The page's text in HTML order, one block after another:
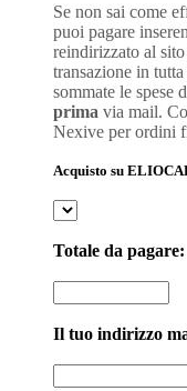
Se non sai come
puoi pagare
reindirizzato al
transazione in
sommate le spese
prima via mail.
Nexive per ordini
Acquisto su
Totale da pagare:
Il tuo indirizzo